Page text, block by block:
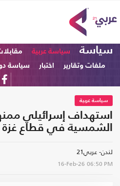
سياسة سياسة عربية
ملفات وتقارير
اختبار سياسة
سياسة عربية
استهداف إسرائيلي
الشمسية في قطاع
لندن- عربي21
16-Feb-26 06:50 PM